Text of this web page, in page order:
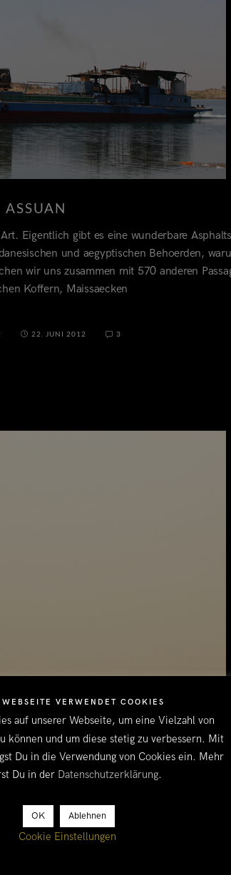
Eigentlich gibt es eine wunderbare
und aegyptischen Behoerden,
wir uns zusammen mit 570 anderen
Koffern, Maissaecken
22. JUNI 2012 3
Tagestemperaturen von 52°C ist nach dem
VERWENDET COOKIES
auf unserer Webseite, um eine Vielzahl von
können und um diese stetig zu verbessern. Mit
Du in die Verwendung von Cookies ein. Mehr
Du in der Datenschutzerklärung.
OK Ablehnen
Cookie Einstellungen